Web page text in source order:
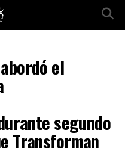
el
segundo
Transforman
móvil